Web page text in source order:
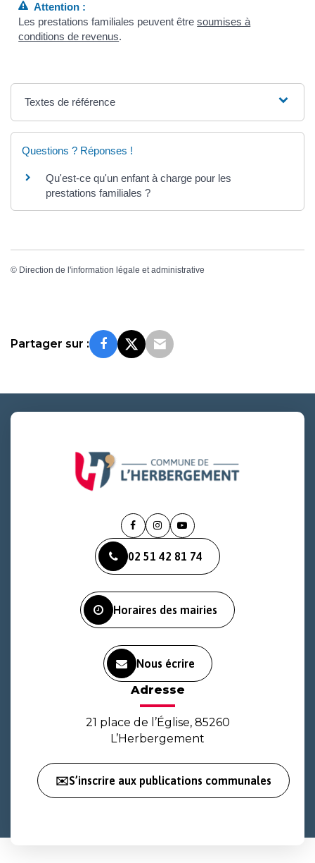
Attention :
Les prestations familiales peuvent êtresoumises à
conditions de revenus.
Textes de référence
Questions ? Réponses !
Qu'est-ce qu'un enfant à charge pour les
prestations familiales ?
© Direction de l'information légale et administrative
Partager sur :
Lien
le
compte
Lien
le
compte
Lien
la
chaîne
02 51 42 81 74
Horaires des mairies
Nous écrire
Adresse
21 place de l’Église, 85260
L’Herbergement
✉️S’inscrire aux publications communales